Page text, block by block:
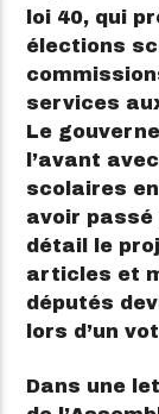
loi 40, qui
élections
services
Le
l’avant
scolaires
avoir passé
détail le
articles et
députés
lors d’un
Dans une